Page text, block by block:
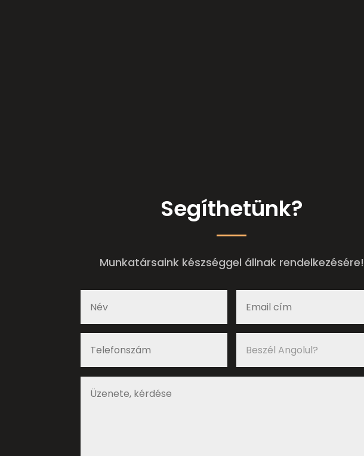
Segíthetünk?
Munkatársaink készséggel állnak rendelkezésére!